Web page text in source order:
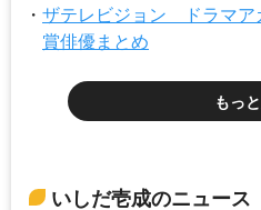
ザテレビジョン ドラマ
賞俳優まとめ
もっ
いしだ壱成のニュース